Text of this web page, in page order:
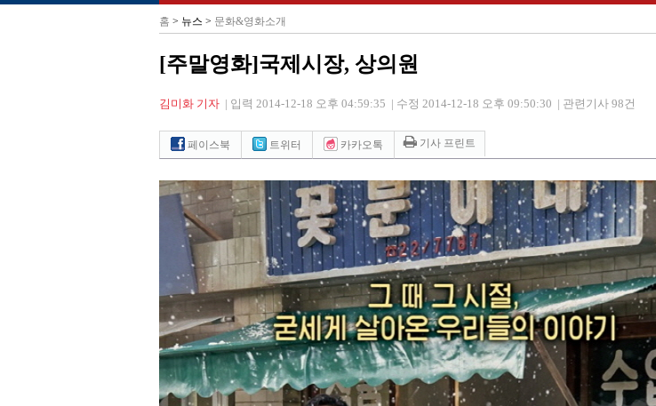
홈 > 뉴스 > 문화&영화소개
[주말영화]국제시장, 상의원
김미화 기자 입력 2014-12-18 오후 04:59:35 수정 2014-12-18 오후 09:50:30 관련기사 98건
페이스북 트위터 카카오톡 기사 프린트